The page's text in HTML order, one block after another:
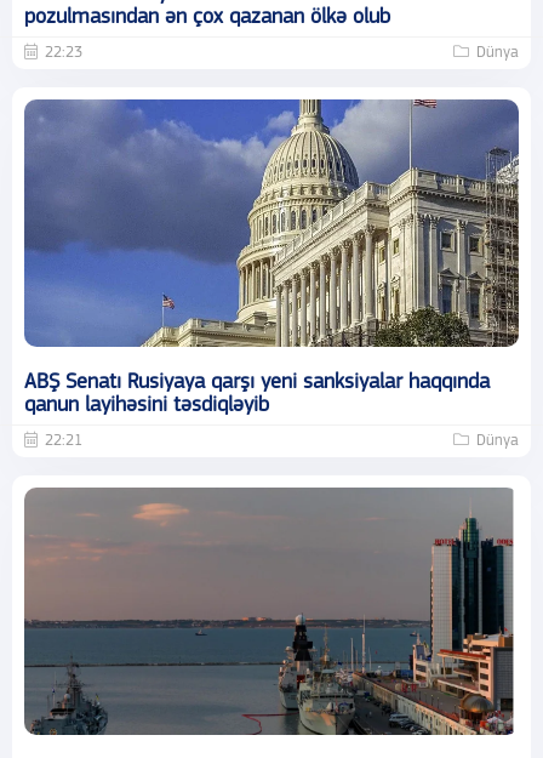
pozulmasından ən çox qazanan ölkə olub
22:23 Dünya
ABŞ Senatı Rusiyaya qarşı yeni sanksiyalar haqqında
qanun layihəsini təsdiqləyib
22:21 Dünya